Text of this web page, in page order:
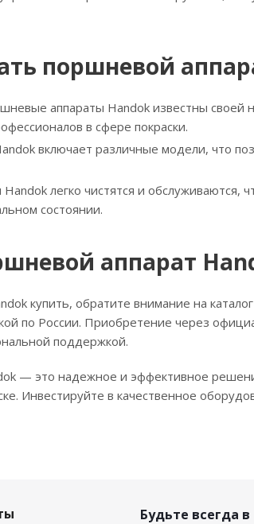
поршневой
аппараты Handok известны
в сфере покраски.
включает различные модели, что
Handok легко чистятся и обслуживаются,
состоянии.
аппарат
купить, обратите внимание на
по России. Приобретение через
поддержкой.
— это надежное и эффективное
Инвестируйте в качественное
Будьте всегда в